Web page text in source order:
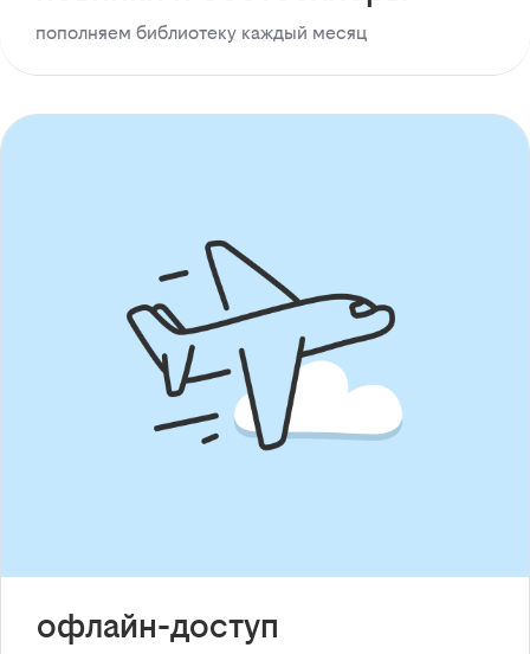
пополняем библиотеку каждый месяц
офлайн-доступ